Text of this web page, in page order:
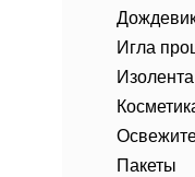
Игла
Изолента
Пакеты